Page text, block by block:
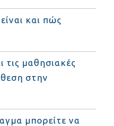
και πώς
τις μαθησιακές
στην
μπορείτε να